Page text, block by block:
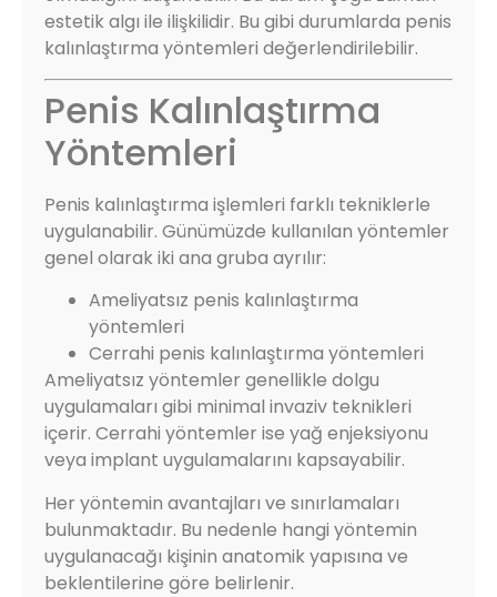
estetik algı ile ilişkilidir. Bu gibi durumlarda penis
kalınlaştırma yöntemleri değerlendirilebilir.
Penis Kalınlaştırma
Yöntemleri
Penis kalınlaştırma işlemleri farklı tekniklerle
uygulanabilir. Günümüzde kullanılan yöntemler
genel olarak iki ana gruba ayrılır:
Ameliyatsız penis kalınlaştırma
yöntemleri
Cerrahi penis kalınlaştırma yöntemleri
Ameliyatsız yöntemler genellikle dolgu
uygulamaları gibi minimal invaziv teknikleri
içerir. Cerrahi yöntemler ise yağ enjeksiyonu
veya implant uygulamalarını kapsayabilir.
Her yöntemin avantajları ve sınırlamaları
bulunmaktadır. Bu nedenle hangi yöntemin
uygulanacağı kişinin anatomik yapısına ve
beklentilerine göre belirlenir.